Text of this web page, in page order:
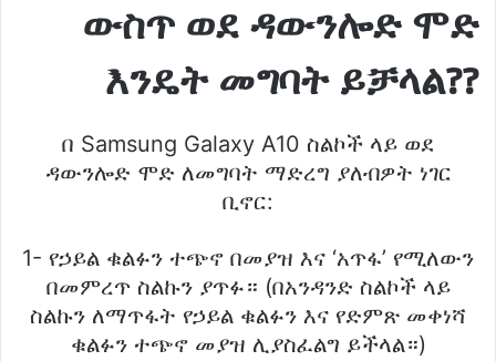
ውስጥ ወደ ዳውንሎድ ሞድ
እንዴት መግባት ይቻላል??
በ Samsung Galaxy A10 ስልኮች ላይ ወደ
ዳውንሎድ ሞድ ለመግባት ማድረግ ያለብዎት ነገር
ቢኖር:
1- የኃይል ቁልፉን ተጭኖ በመያዝ እና ‘አጥፋ’ የሚለውን
በመምረጥ ስልኩን ያጥፉ። (በአንዳንድ ስልኮች ላይ
ስልኩን ለማጥፋት የኃይል ቁልፉን እና የድምጽ መቀነሻ
ቁልፉን ተጭኖ መያዝ ሊያስፈልግ ይችላል።)